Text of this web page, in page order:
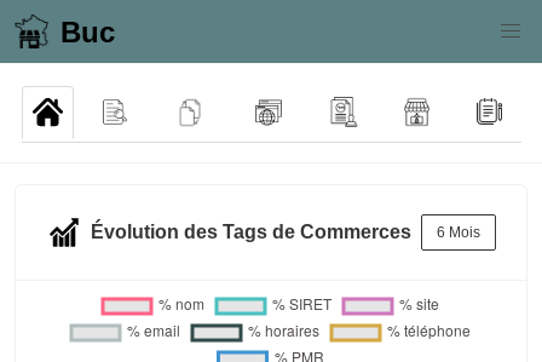
Buc
Évolution des Tags de Commerces 6 Mois